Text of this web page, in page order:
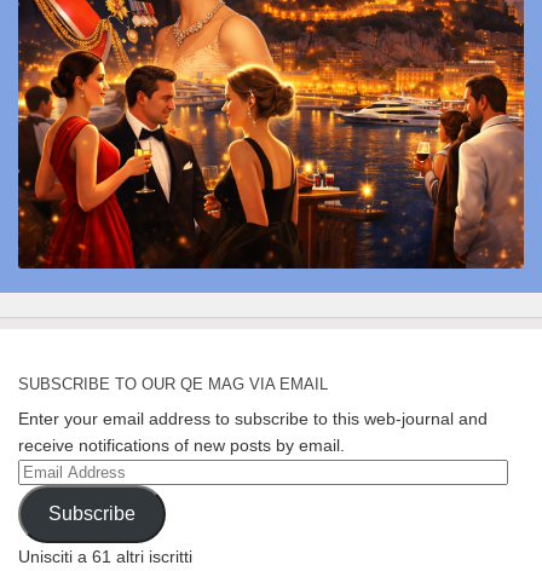
SUBSCRIBE TO OUR QE MAG VIA EMAIL
Enter your email address to subscribe to this web-journal and
receive notifications of new posts by email.
Email
Address
Subscribe
Unisciti a 61 altri iscritti